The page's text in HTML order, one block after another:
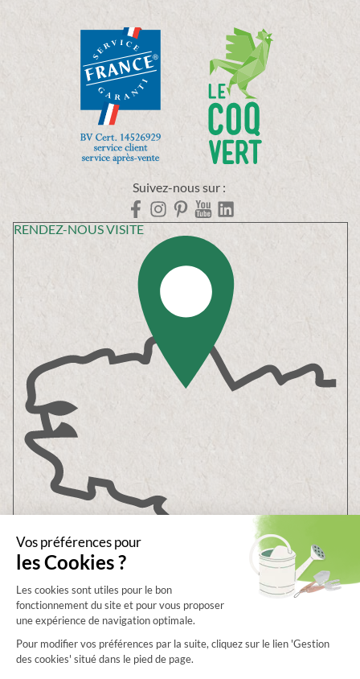
Suivez-nous sur :
RENDEZ-NOUS VISITE
22970
PLOUMAGOAR
Prenez rendez-vous Envoyez-nous un message
notre aide en ligne
Service client02 96 92 09 85 SAV
Voir tous nos horaires